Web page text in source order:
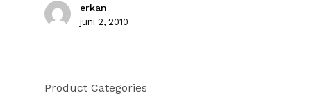
erkan
juni 2, 2010
Product Categories